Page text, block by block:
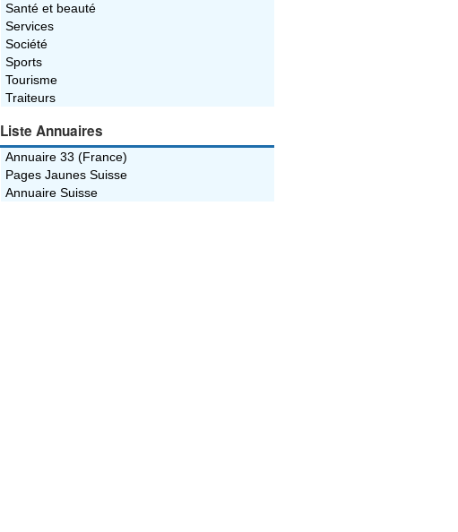
Santé et beauté
Services
Société
Sports
Tourisme
Traiteurs
Liste Annuaires
Annuaire 33 (France)
Pages Jaunes Suisse
Annuaire Suisse